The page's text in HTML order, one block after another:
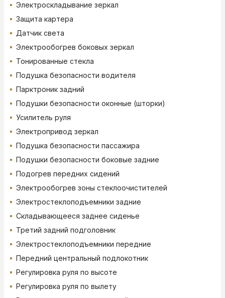
Электроскладывание зеркал
Защита картера
Датчик света
Электрообогрев боковых зеркал
Тонированные стекла
Подушка безопасности водителя
Парктроник задний
Подушки безопасности оконные (шторки)
Усилитель руля
Электропривод зеркал
Подушка безопасности пассажира
Подушки безопасности боковые задние
Подогрев передних сидений
Электрообогрев зоны стеклоочистителей
Электростеклоподъемники задние
Складывающееся заднее сиденье
Третий задний подголовник
Электростеклоподъемники передние
Передний центральный подлокотник
Регулировка руля по высоте
Регулировка руля по вылету